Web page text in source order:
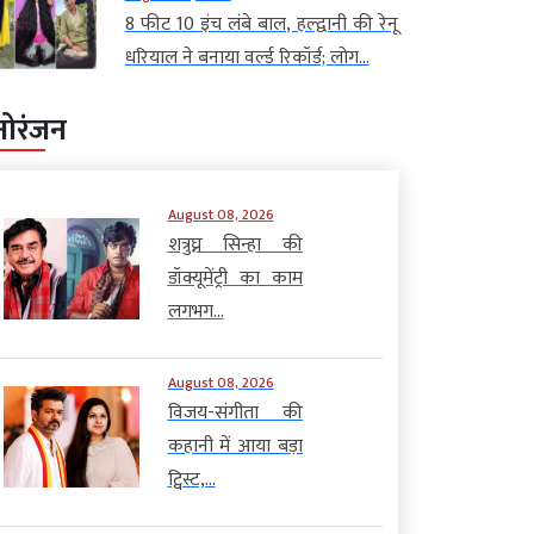
8 फीट 10 इंच लंबे बाल, हल्द्वानी की रेनू
धरियाल ने बनाया वर्ल्ड रिकॉर्ड; लोग...
August 08, 2026
शत्रुघ्न सिन्हा की
डॉक्यूमेंट्री का काम
लगभग...
August 08, 2026
विजय-संगीता की
कहानी में आया बड़ा
ट्विस्ट,...